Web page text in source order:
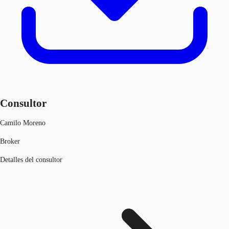
Consultor
Camilo Moreno
Broker
Detalles del consultor